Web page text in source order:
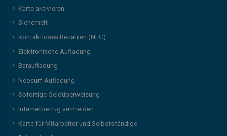
Karte aktivieren
Sicherheit
Kontaktloses Bezahlen (NFC)
Elektronische Aufladung
Baraufladung
Neosurf-Aufladung
Sofortige Geldüberweisung
Internetbetrug vermeiden
Karte für Mitarbeiter und Selbstständige